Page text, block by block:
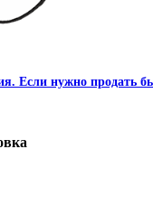
Если нужно продать